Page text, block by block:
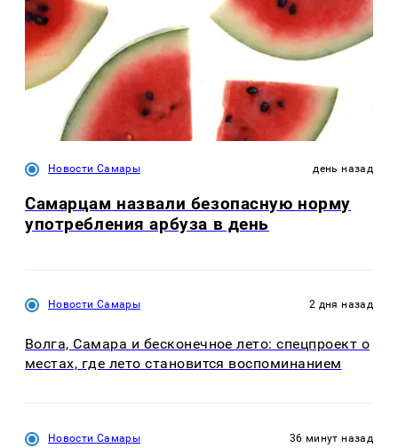
Новости Самары день назад
Самарцам назвали безопасную норму
употребления арбуза в день
Новости Самары 2 дня назад
Волга, Самара и бесконечное лето: спецпроект о
местах, где лето становится воспоминанием
Новости Самары 36 минут назад